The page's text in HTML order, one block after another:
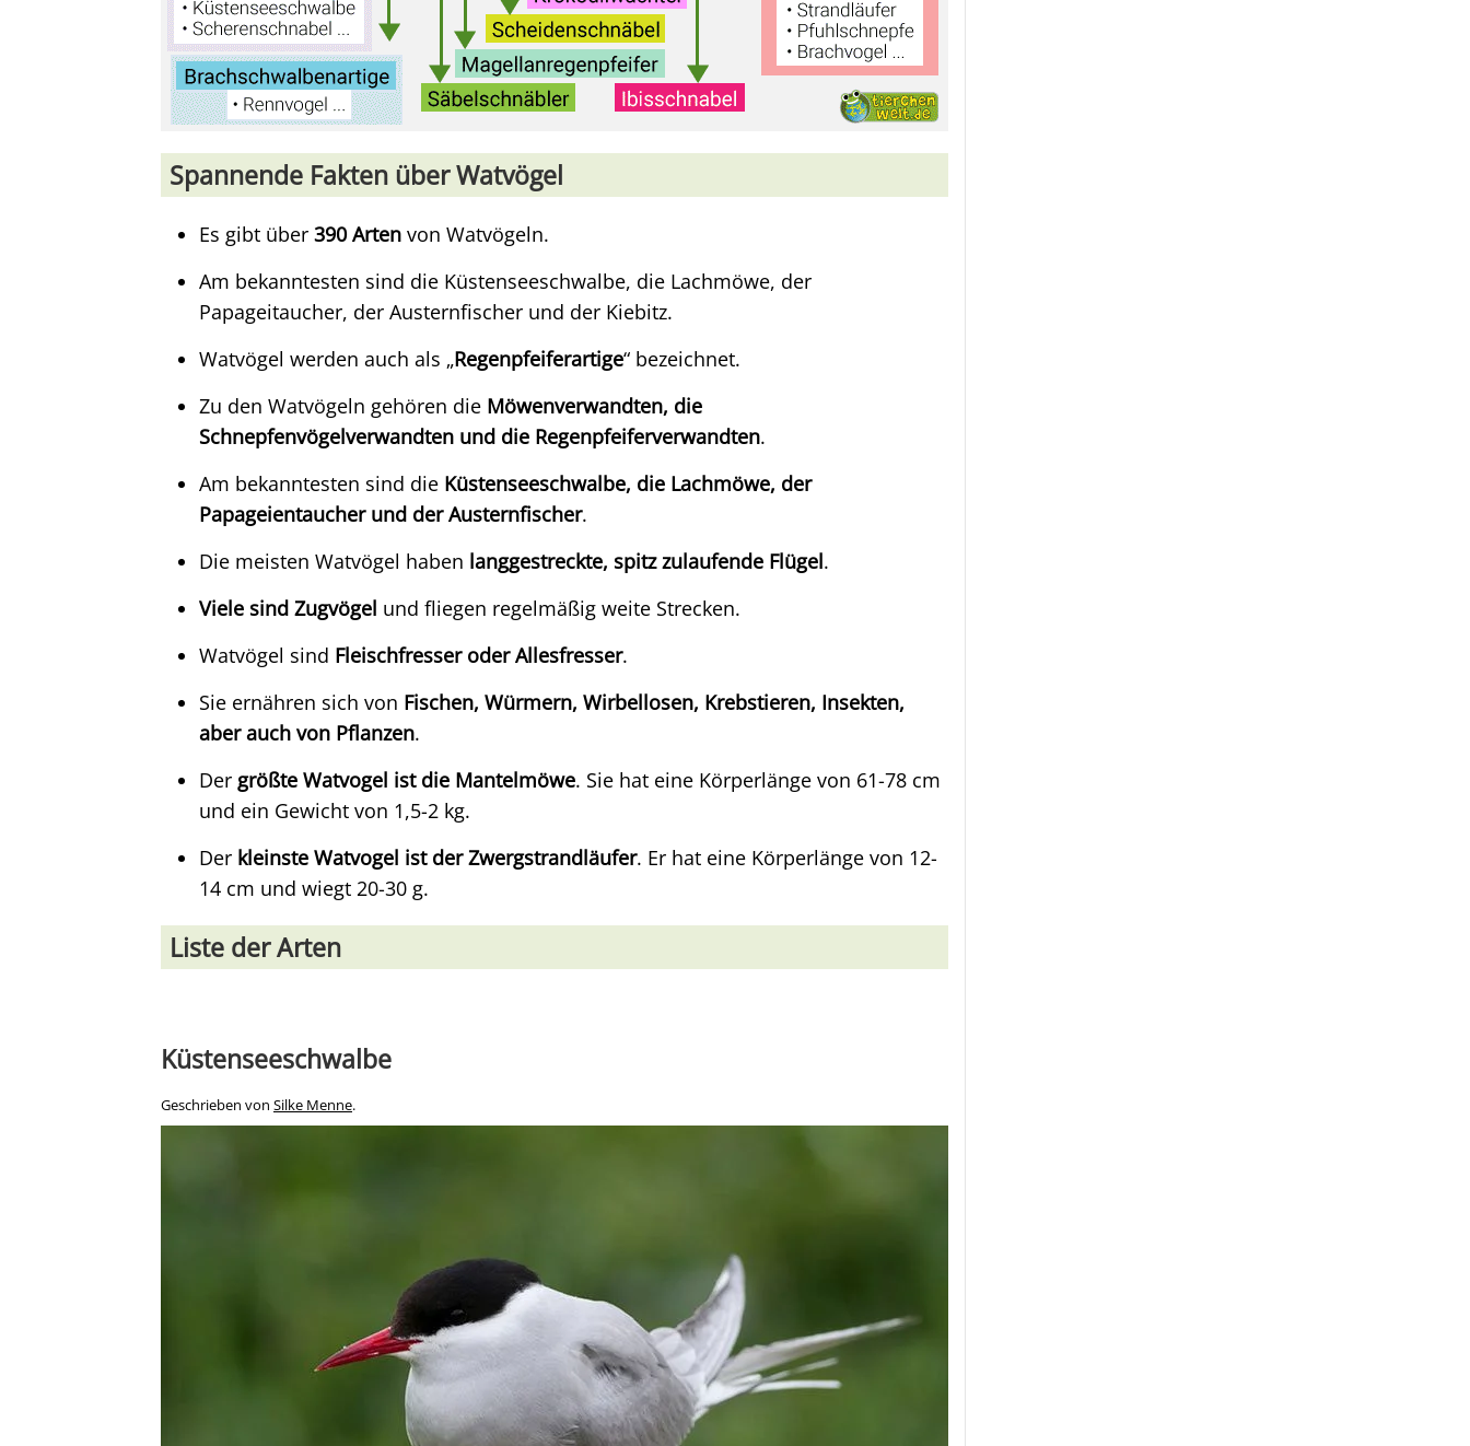
Spannende Fakten über Watvögel
Es gibt über 390 Arten von Watvögeln.
Am bekanntesten sind die Küstenseeschwalbe, die Lachmöwe, der
Papageitaucher, der Austernfischer und der Kiebitz.
Watvögel werden auch als „Regenpfeiferartige“ bezeichnet.
Zu den Watvögeln gehören die Möwenverwandten, die
Schnepfenvögelverwandten und die Regenpfeiferverwandten.
Am bekanntesten sind die Küstenseeschwalbe, die Lachmöwe, der
Papageientaucher und der Austernfischer.
Die meisten Watvögel haben langgestreckte, spitz zulaufende Flügel.
Viele sind Zugvögel und fliegen regelmäßig weite Strecken.
Watvögel sind Fleischfresser oder Allesfresser.
Sie ernähren sich von Fischen, Würmern, Wirbellosen, Krebstieren, Insekten,
aber auch von Pflanzen.
Der größte Watvogel ist die Mantelmöwe. Sie hat eine Körperlänge von 61-78 cm
und ein Gewicht von 1,5-2 kg.
Der kleinste Watvogel ist der Zwergstrandläufer. Er hat eine Körperlänge von 12-
14 cm und wiegt 20-30 g.
Liste der Arten
Küstenseeschwalbe
Geschrieben von Silke Menne.